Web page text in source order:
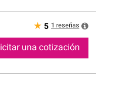
★ 5 1 reseñas
una cotización